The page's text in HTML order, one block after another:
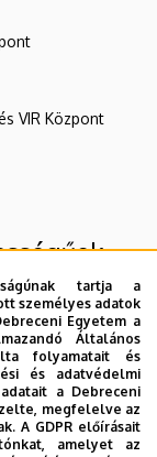
VIR Központ
tartja a
személyes adatok
Egyetem a
Általános
folyamatait és
és adatvédelmi
a Debreceni
megfelelve az
A GDPR előírásait
amelyet az